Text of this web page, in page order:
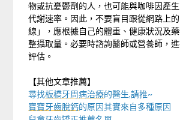
物或抗憂鬱劑的人，也可能與咖啡因產
代謝速率。因此，不要盲目跟從網路上
線」，應根據自己的體重、健康狀況及
整攝取量。必要時諮詢醫師或營養師，
評估。
【其他文章推薦】
尋找板橋牙周病治療的醫生,請推~
寶寶牙齒脫鈣的原因其實來自多種原因